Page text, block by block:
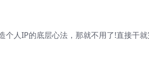
个人IP的底层心法，那就不用了!直接干